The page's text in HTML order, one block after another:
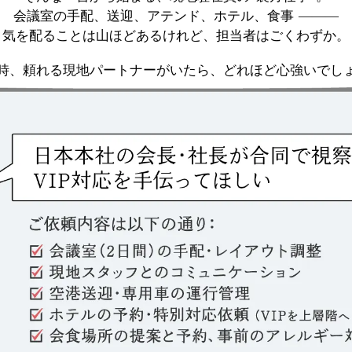
会議室の手配、送迎、アテンド、ホテル、食事 ―――
気を配ることは山ほどあるけれど、担当者はごくわずか。
、頼れる現地パートナーがいたら、どれほど心強いでし